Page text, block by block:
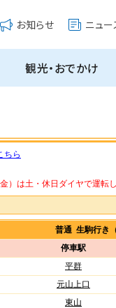
ちら
）は土・休日ダイヤで運転
普通 生駒行き
停車駅
平群
元山上口
東山